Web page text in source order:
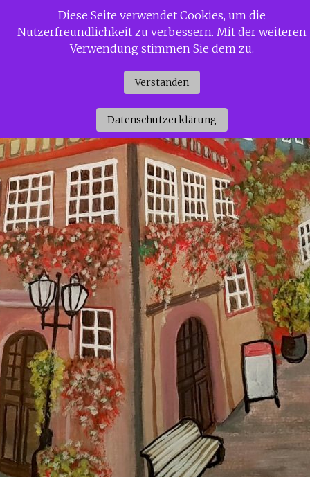
InhaltSiggi Gerdaus Welt
Diese Seite verwendet Cookies, um die
Nutzerfreundlichkeit zu verbessern. Mit der weiteren
Verwendung stimmen Sie dem zu.
Verstanden
Datenschutzerklärung